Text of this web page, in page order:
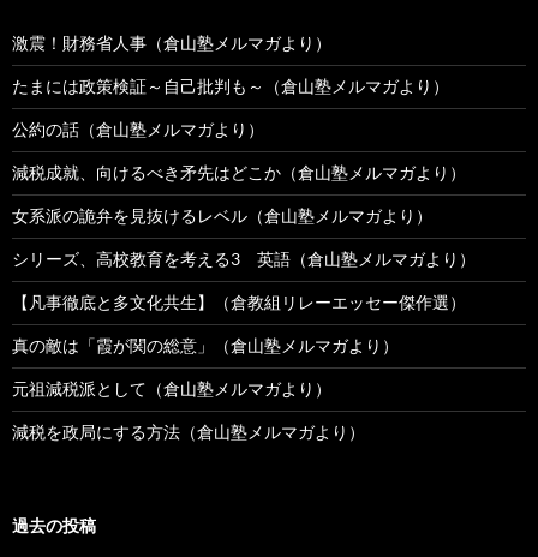
激震！財務省人事（倉山塾メルマガより）
たまには政策検証～自己批判も～（倉山塾メルマガより）
公約の話（倉山塾メルマガより）
減税成就、向けるべき矛先はどこか（倉山塾メルマガより）
女系派の詭弁を見抜けるレベル（倉山塾メルマガより）
シリーズ、高校教育を考える3 英語（倉山塾メルマガより）
【凡事徹底と多文化共生】（倉教組リレーエッセー傑作選）
真の敵は「霞が関の総意」（倉山塾メルマガより）
元祖減税派として（倉山塾メルマガより）
減税を政局にする方法（倉山塾メルマガより）
過去の投稿